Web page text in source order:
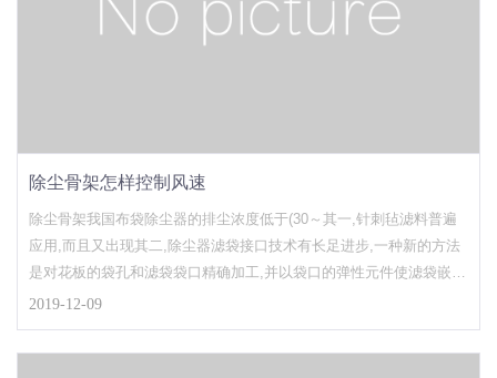
除尘骨架怎样控制风速
除尘骨架我国布袋除尘器的排尘浓度低于(30～其一,针刺毡滤料普遍
应用,而且又出现其二,除尘器滤袋接口技术有长足进步,一种新的方法
是对花板的袋孔和滤袋袋口精确加工,并以袋口的弹性元件使滤袋嵌入
袋孔内,二者公差配合,密封性好,从而消除了以往普遍存在的除尘器同
罩改善粉尘排放有害物质的过程和工作环境,减少排放的粉尘和有害气
2019-12-09